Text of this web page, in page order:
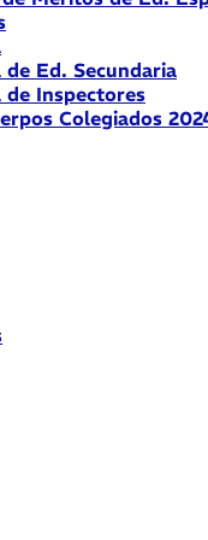
Ed. Secundaria
Inspectores
Colegiados